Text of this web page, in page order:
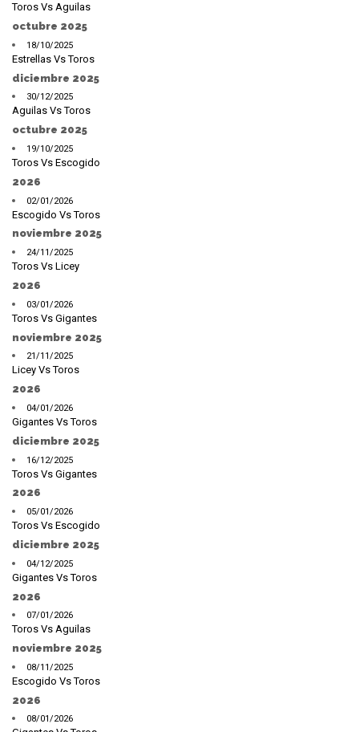
Toros Vs Aguilas
octubre 2025
18/10/2025
Estrellas Vs Toros
diciembre 2025
30/12/2025
Aguilas Vs Toros
octubre 2025
19/10/2025
Toros Vs Escogido
2026
02/01/2026
Escogido Vs Toros
noviembre 2025
24/11/2025
Toros Vs Licey
2026
03/01/2026
Toros Vs Gigantes
noviembre 2025
21/11/2025
Licey Vs Toros
2026
04/01/2026
Gigantes Vs Toros
diciembre 2025
16/12/2025
Toros Vs Gigantes
2026
05/01/2026
Toros Vs Escogido
diciembre 2025
04/12/2025
Gigantes Vs Toros
2026
07/01/2026
Toros Vs Aguilas
noviembre 2025
08/11/2025
Escogido Vs Toros
2026
08/01/2026